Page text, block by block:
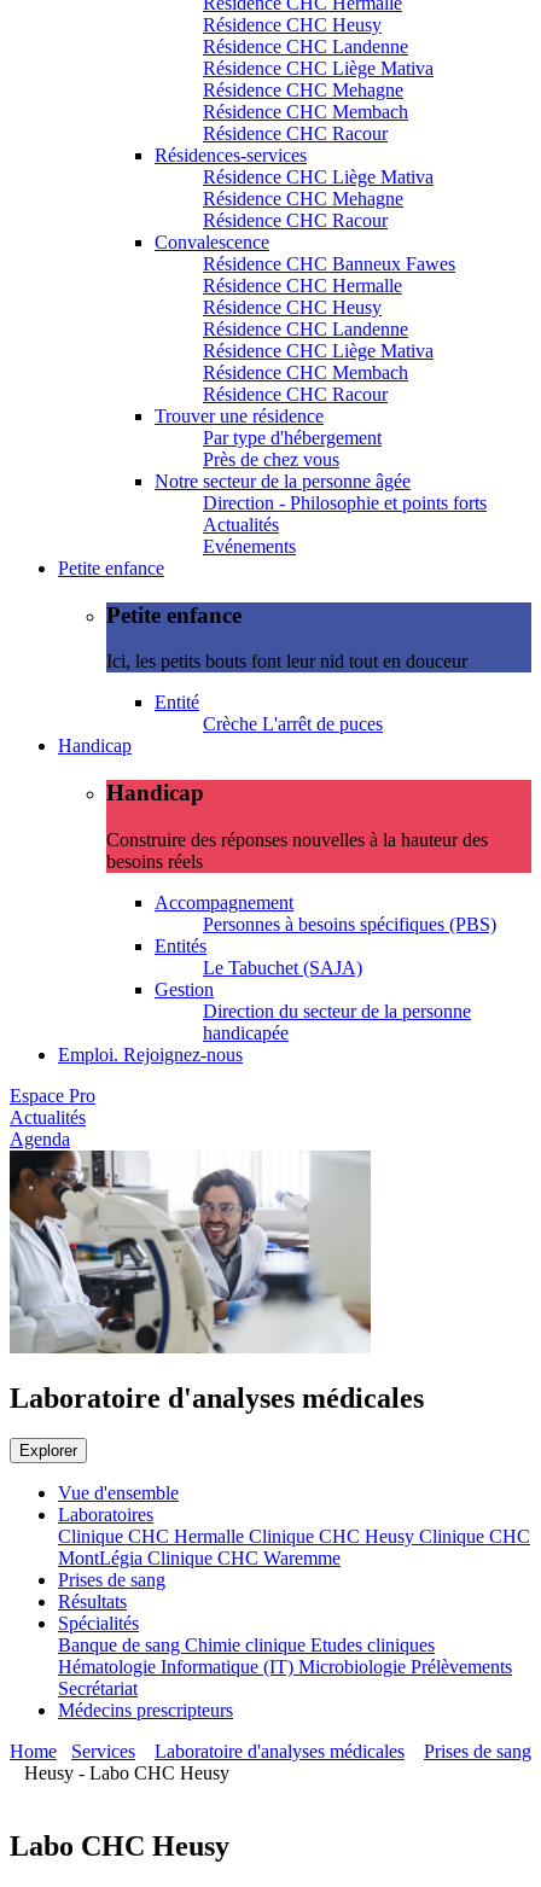
Résidence CHC Heusy
Résidence CHC Landenne
Résidence CHC Liège Mativa
Résidence CHC Mehagne
Résidence CHC Membach
Résidence CHC Racour
Résidences-services
Résidence CHC Liège Mativa
Résidence CHC Mehagne
Résidence CHC Racour
Convalescence
Résidence CHC Banneux Fawes
Résidence CHC Hermalle
Résidence CHC Heusy
Résidence CHC Landenne
Résidence CHC Liège Mativa
Résidence CHC Membach
Résidence CHC Racour
Trouver une résidence
Par type d'hébergement
Près de chez vous
Notre secteur de la personne âgée
Direction - Philosophie et points forts
Actualités
Evénements
Petite enfance
Petite enfance
Ici, les petits bouts font leur nid tout en douceur
Entité
Crèche L'arrêt de puces
Handicap
Handicap
Construire des réponses nouvelles à la hauteur des
besoins réels
Accompagnement
Personnes à besoins spécifiques (PBS)
Entités
Le Tabuchet (SAJA)
Gestion
Direction du secteur de la personne
handicapée
Emploi. Rejoignez-nous
Espace Pro
Actualités
Agenda
Laboratoire d'analyses médicales
Explorer
Vue d'ensemble
Laboratoires
Clinique CHC Hermalle Clinique CHC Heusy Clinique CHC
MontLégia Clinique CHC Waremme
Prises de sang
Résultats
Spécialités
Banque de sang Chimie clinique Etudes cliniques
Hématologie Informatique (IT) Microbiologie Prélèvements
Secrétariat
Médecins prescripteurs
Home
Services Laboratoire d'analyses médicales
Prises de sang
Heusy - Labo CHC Heusy
Labo CHC Heusy